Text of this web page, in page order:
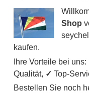
Shop
kaufen.
Ihre Vorteile bei uns:
Qualität, ✓ Top-
Bestellen Sie noch